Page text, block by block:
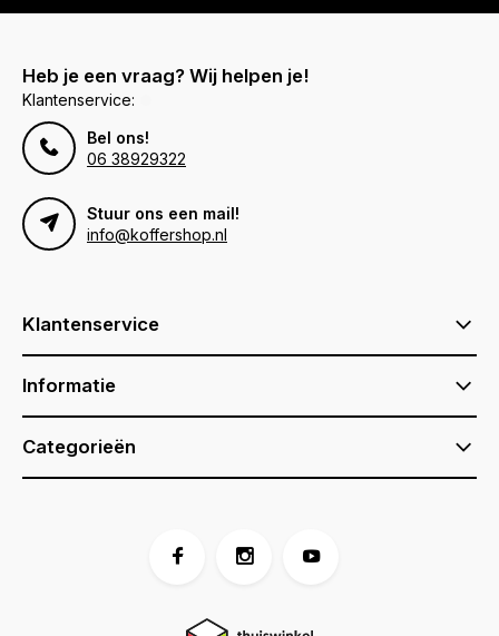
Voor 17:00 besteld, is vandaag verzonden (ma-vr)
Heb je een vraag? Wij helpen je!
Klantenservice:
Bel ons!
06 38929322
Stuur ons een mail!
info@koffershop.nl
Klantenservice
Informatie
Categorieën